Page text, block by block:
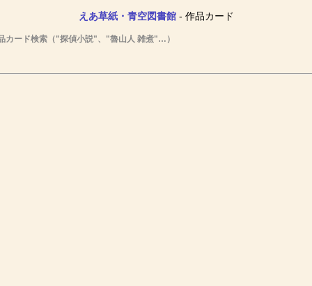
えあ草紙・青空図書館- 作品カード
カード検索（"探偵小説"、"魯山人 雑煮"…）